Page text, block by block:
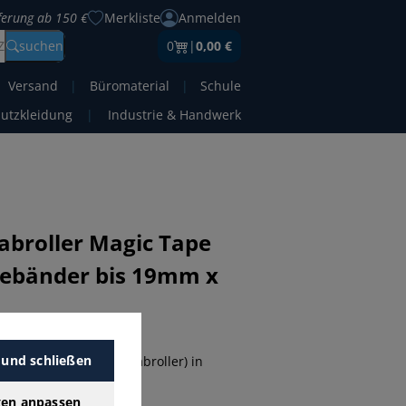
ab 150 € Merkliste
Anmelden
suchen 0 |0,00 €
Versand | Büromaterial |
Schule
| Industrie & Handwerk
Magic Tape
bis 19mm x
bewerten!
(Tischabroller) in
x 33m
schließen
anpassen